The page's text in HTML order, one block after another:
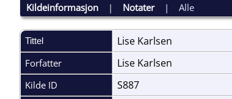
Kildeinformasjon | Notater|Alle
Tittel Lise Karlsen
Forfatter Lise Karlsen
Kilde ID S887